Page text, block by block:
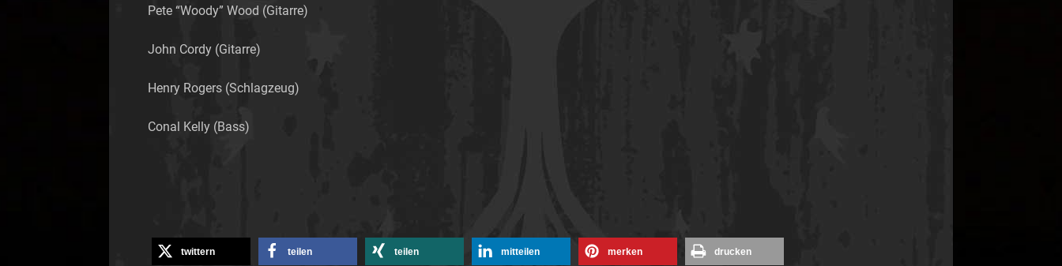
Pete “Woody” Wood (Gitarre)
John Cordy (Gitarre)
Henry Rogers (Schlagzeug)
Conal Kelly (Bass)
twittern teilen teilen mitteilen merken drucken